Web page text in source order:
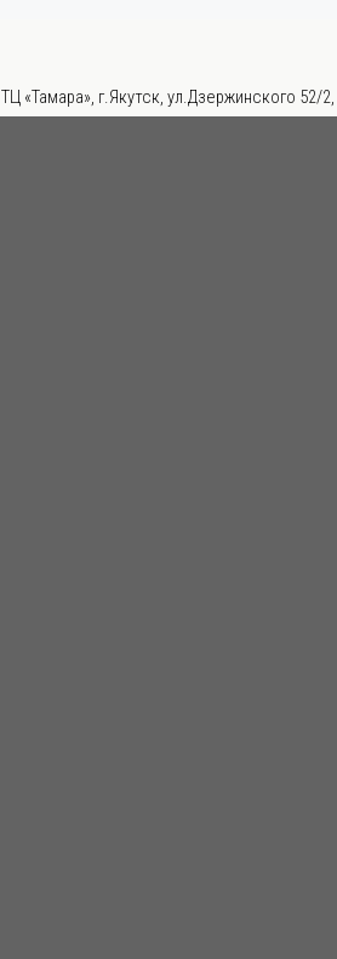
ТЦ «Тамара», г.Якутск, ул.Дзержинского 52/